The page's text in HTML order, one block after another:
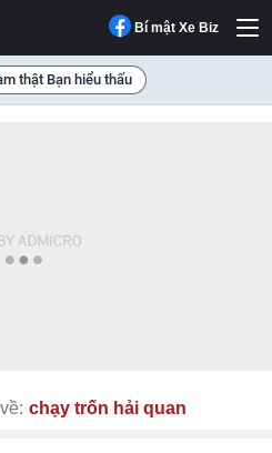
Bí mật Xe Biz
thật Bạn hiểu thấu
chạy trốn hải quan